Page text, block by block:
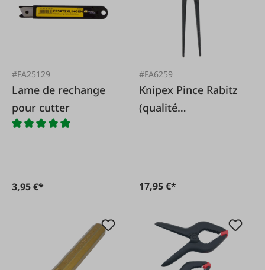
#FA25129
Lame de rechange
pour cutter
3,95 €*
#FA6259
Knipex Pince Rabitz
(qualité
17,95 €*